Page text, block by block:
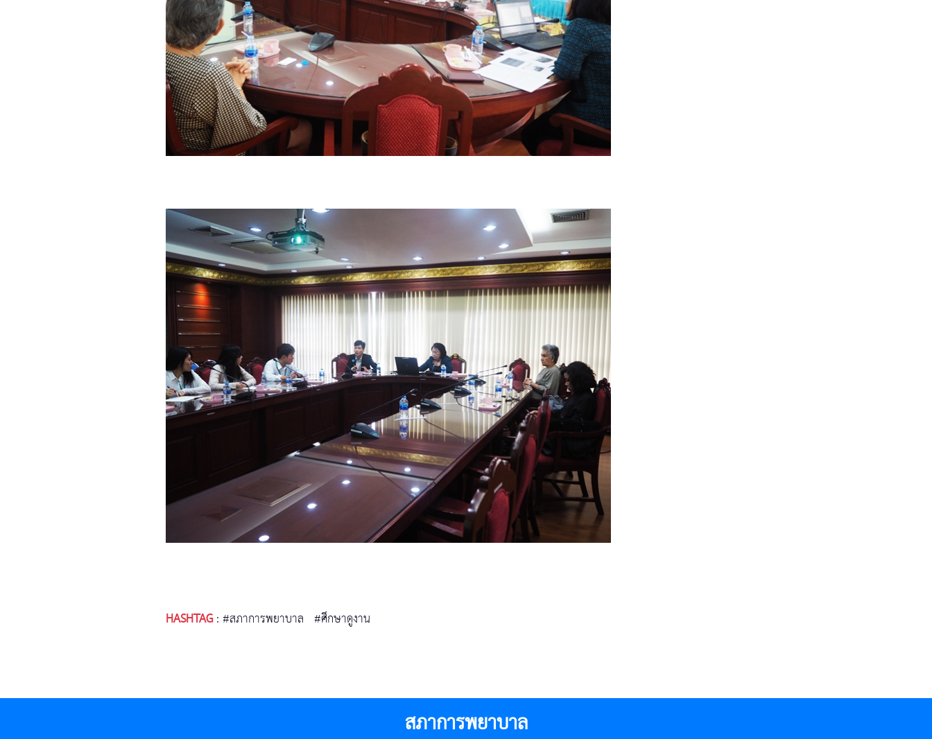
HASHTAG:#สภาการพยาบาล #ศึกษาดูงาน
สภาการพยาบาล